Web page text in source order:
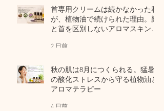
首専用クリームは続かなかった私
が、植物油で続けられた理由。顔
と首を区別しないアロマスキンケ
2 日前
秋の肌は8月につくられる。猛暑
の酸化ストレスから守る植物油と
アロマテラピー
4 日前